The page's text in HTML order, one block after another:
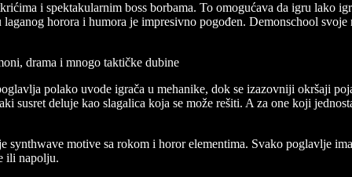
i spektakularnim boss borbama. To omogućava da igru lako
horora i humora je impresivno pogođen. Demonschool
polako uvode igrača u mehanike, dok se izazovniji okršaji
susret deluje kao slagalica koja se može rešiti. A za one koji
synthwave motive sa rokom i horor elementima. Svako poglavlje
ili napolju.